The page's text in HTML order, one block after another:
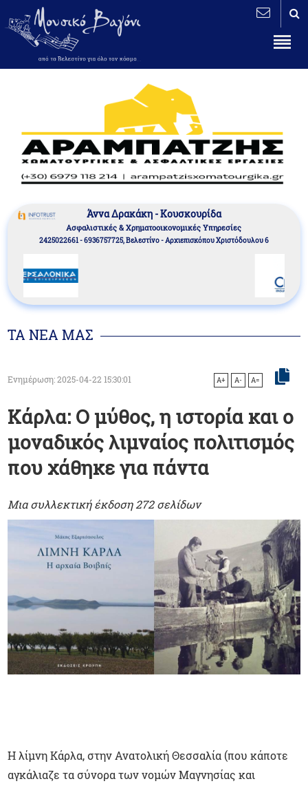
Άννα Δρακάκη - Κουσκουρίδα
Aσφαλιστικές & Χρηματοοικονομικές Υπηρεσίες
2425022661 - 6936757725, Βελεστίνο - Αρχιεπισκόπου Χριστόδουλου 6
ΤΑ ΝΕΑ ΜΑΣ
Ενημέρωση: 2025-04-22 15:30:01 A+ A- A=
Κάρλα: Ο μύθος, η ιστορία και ο
μοναδικός λιμναίος πολιτισμός
που χάθηκε για πάντα
Μια συλλεκτική έκδοση 272 σελίδων
Η λίμνη Κάρλα, στην Ανατολική Θεσσαλία (που κάποτε
αγκάλιαζε τα σύνορα των νομών Μαγνησίας και